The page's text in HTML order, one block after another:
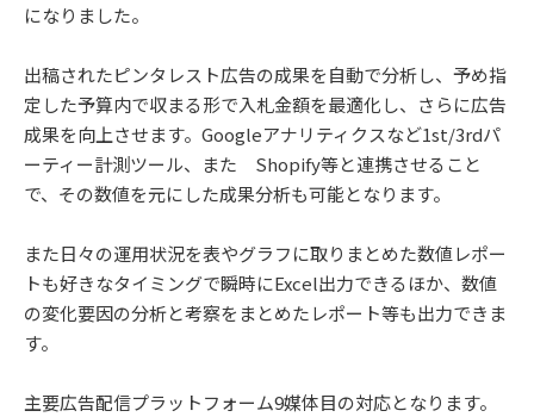
になりました。
出稿されたピンタレスト広告の成果を自動で分析し、予め指
定した予算内で収まる形で入札金額を最適化し、さらに広告
成果を向上させます。Googleアナリティクスなど1st/3rdパ
ーティー計測ツール、また Shopify等と連携させること
で、その数値を元にした成果分析も可能となります。
また日々の運用状況を表やグラフに取りまとめた数値レポー
トも好きなタイミングで瞬時にExcel出力できるほか、数値
の変化要因の分析と考察をまとめたレポート等も出力できま
す。
主要広告配信プラットフォーム9媒体目の対応となります。